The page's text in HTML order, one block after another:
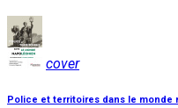
cover
Police et territoires dans le monde